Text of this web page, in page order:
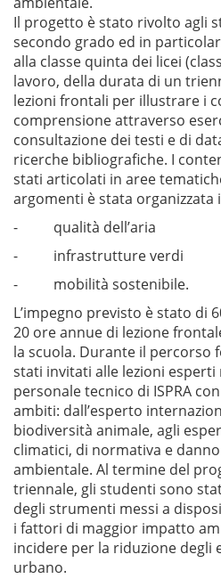
Il progetto è stato rivolto agli
secondo grado ed in
alla classe quinta dei licei
lavoro, della durata di un
lezioni frontali per illustrare i
comprensione attraverso
consultazione dei testi e di
ricerche bibliografiche. I
stati articolati in aree
argomenti è stata organizzata
- qualità dell’aria
- infrastrutture verdi
- mobilità sostenibile.
L’impegno previsto è stato di
20 ore annue di lezione
la scuola. Durante il percorso
stati invitati alle lezioni
personale tecnico di ISPRA
ambiti: dall’esperto
biodiversità animale, agli
climatici, di normativa e
ambientale. Al termine del
triennale, gli studenti sono
degli strumenti messi a
i fattori di maggior impatto
incidere per la riduzione degli
urbano.